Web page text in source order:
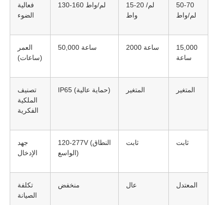
فعالية
الضوء
130-160 لم/واط
15-20 لم/
واط
50-70
لم/واط
العمر
(ساعات)
50,000 ساعة 2000 ساعة
15,000
ساعة
تصنيف
الملكية
الفكرية
IP65 (حماية عالية) المتغير المتغير
جهد
الإدخال
120-277V (النطاق
الواسع)
ثابت ثابت
تكلفة
الصيانة
منخفض عال المعتدل